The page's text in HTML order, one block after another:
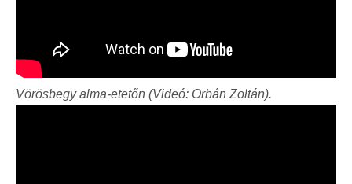
Vörösbegy alma-etetőn (Videó: Orbán Zoltán).